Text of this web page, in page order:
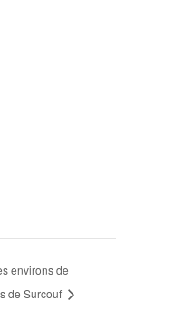
environs de
de Surcouf